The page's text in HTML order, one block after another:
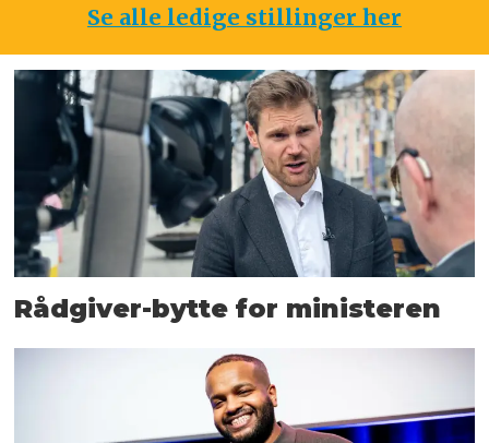
Se alle ledige stillinger her
Rådgiver-bytte for ministeren